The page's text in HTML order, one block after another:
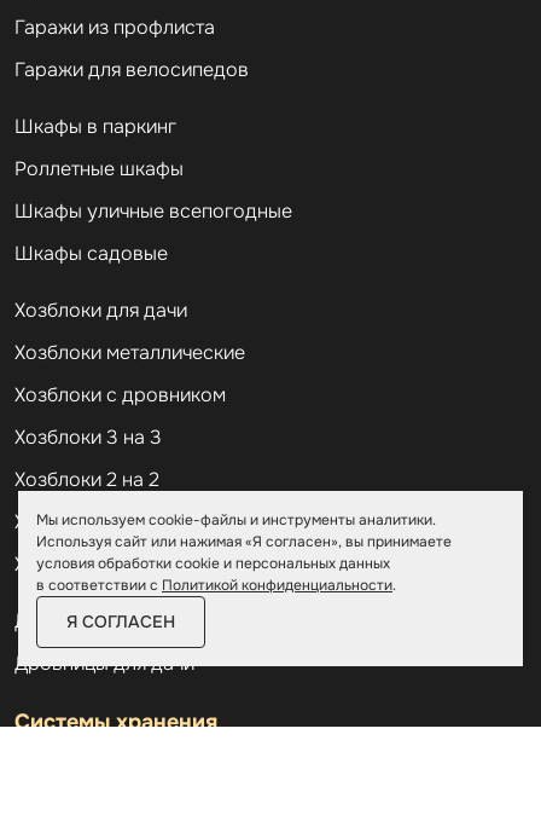
Гаражи из профлиста
Гаражи для велосипедов
Шкафы в паркинг
Роллетные шкафы
Шкафы уличные всепогодные
Шкафы садовые
Хозблоки для дачи
Хозблоки металлические
Хозблоки с дровником
Хозблоки 3 на 3
Хозблоки 2 на 2
Хозблоки из профлиста
Хозблоки модульные
Дровницы уличные
Дровницы для дачи
Системы хранения
Мы используем cookie-файлы и инструменты аналитики.
Используя сайт или нажимая «Я согласен», вы принимаете
условия обработки cookie и персональных данных
в соответствии с Политикой конфиденциальности.
Я СОГЛАСЕН